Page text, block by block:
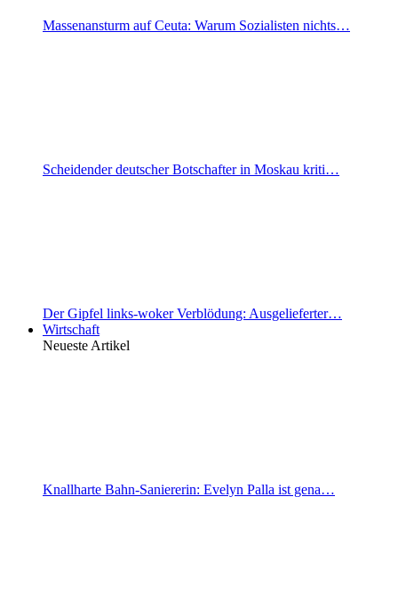
Massenansturm auf Ceuta: Warum Sozialisten nichts…
Scheidender deutscher Botschafter in Moskau kriti…
Der Gipfel links-woker Verblödung: Ausgelieferter…
Wirtschaft
Neueste Artikel
Knallharte Bahn-Saniererin: Evelyn Palla ist gena…